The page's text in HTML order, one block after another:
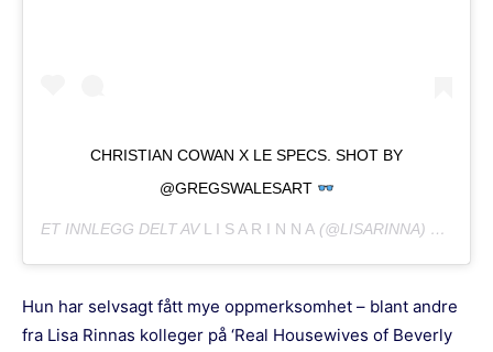
CHRISTIAN COWAN X LE SPECS. SHOT BY
@GREGSWALESART
ET INNLEGG DELT AV L I S A R I N N A (@LISARINNA) JUNI
Hun har selvsagt fått mye oppmerksomhet – blant andre
fra Lisa Rinnas kolleger på ‘Real Housewives of Beverly